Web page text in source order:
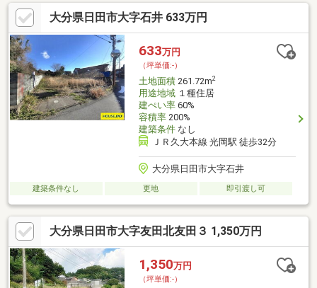
閑静な住宅地、ほぼ整形地で住宅レイアウトの自由度も拡がりま
す・幹線道路との間にはほど良い距離、利便性の高さと静かな住
環境を兼ね備えた分譲地・建築条件なし、自由なマイホームプラ
ンを描いて下さい・共有地(私道、下水道敷、ゴミ集積場)の共有
持分付※地耐力保証はありません※ご近所での路上駐車、写真撮影
等はご遠慮願います
大分県日田市大字石井 633万円
633万円
（坪単価:-）
土地面積261.72m2
用途地域１種住居
建ぺい率60%
容積率200%
建築条件なし
ＪＲ久大本線 光岡駅 徒歩32分
大分県日田市大字石井
建築条件なし 更地 即引渡し可
大分県日田市大字友田北友田３ 1,350万円
1,350万円
（坪単価:-）